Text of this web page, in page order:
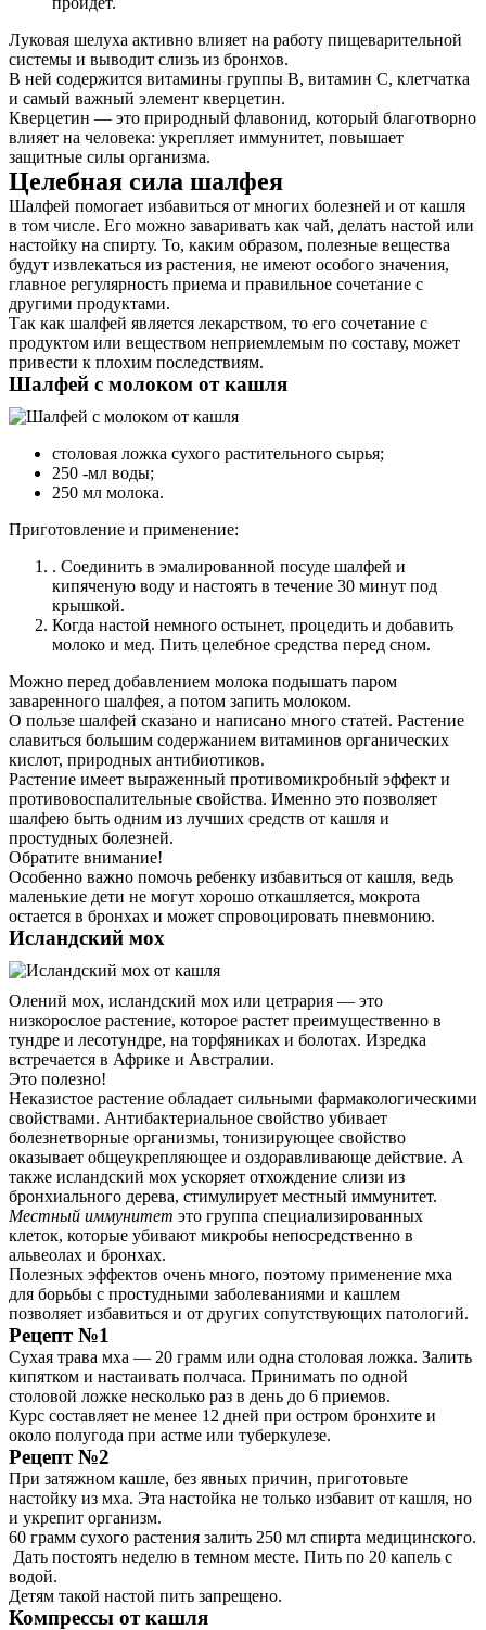
Луковая шелуха активно влияет на работу пищеварительной
системы и выводит слизь из бронхов.
В ней содержится витамины группы В, витамин С, клетчатка
и самый важный элемент кверцетин.
Кверцетин — это природный флавонид, который благотворно
влияет на человека: укрепляет иммунитет, повышает
защитные силы организма.
Целебная сила шалфея
Шалфей помогает избавиться от многих болезней и от кашля
в том числе. Его можно заваривать как чай, делать настой или
настойку на спирту. То, каким образом, полезные вещества
будут извлекаться из растения, не имеют особого значения,
главное регулярность приема и правильное сочетание с
другими продуктами.
Так как шалфей является лекарством, то его сочетание с
продуктом или веществом неприемлемым по составу, может
привести к плохим последствиям.
Шалфей с молоком от кашля
столовая ложка сухого растительного сырья;
250 -мл воды;
250 мл молока.
Приготовление и применение:
. Соединить в эмалированной посуде шалфей и
кипяченую воду и настоять в течение 30 минут под
крышкой.
Когда настой немного остынет, процедить и добавить
молоко и мед. Пить целебное средства перед сном.
Можно перед добавлением молока подышать паром
заваренного шалфея, а потом запить молоком.
О пользе шалфей сказано и написано много статей. Растение
славиться большим содержанием витаминов органических
кислот, природных антибиотиков.
Растение имеет выраженный противомикробный эффект и
противовоспалительные свойства. Именно это позволяет
шалфею быть одним из лучших средств от кашля и
простудных болезней.
Обратите внимание!
Особенно важно помочь ребенку избавиться от кашля, ведь
маленькие дети не могут хорошо откашляется, мокрота
остается в бронхах и может спровоцировать пневмонию.
Исландский мох
Олений мох, исландский мох или цетрария — это
низкорослое растение, которое растет преимущественно в
тундре и лесотундре, на торфяниках и болотах. Изредка
встречается в Африке и Австралии.
Это полезно!
Неказистое растение обладает сильными фармакологическими
свойствами. Антибактериальное свойство убивает
болезнетворные организмы, тонизирующее свойство
оказывает общеукрепляющее и оздоравливающе действие. А
также исландский мох ускоряет отхождение слизи из
бронхиального дерева, стимулирует местный иммунитет.
Местный иммунитет это группа специализированных
клеток, которые убивают микробы непосредственно в
альвеолах и бронхах.
Полезных эффектов очень много, поэтому применение мха
для борьбы с простудными заболеваниями и кашлем
позволяет избавиться и от других сопутствующих патологий.
Рецепт №1
Сухая трава мха — 20 грамм или одна столовая ложка. Залить
кипятком и настаивать полчаса. Принимать по одной
столовой ложке несколько раз в день до 6 приемов.
Курс составляет не менее 12 дней при остром бронхите и
около полугода при астме или туберкулезе.
Рецепт №2
При затяжном кашле, без явных причин, приготовьте
настойку из мха. Эта настойка не только избавит от кашля, но
и укрепит организм.
60 грамм сухого растения залить 250 мл спирта медицинского.
Дать постоять неделю в темном месте. Пить по 20 капель с
водой.
Детям такой настой пить запрещено.
Компрессы от кашля